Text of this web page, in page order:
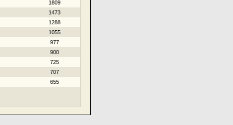
1809
1473
1288
1055
977
900
725
707
655